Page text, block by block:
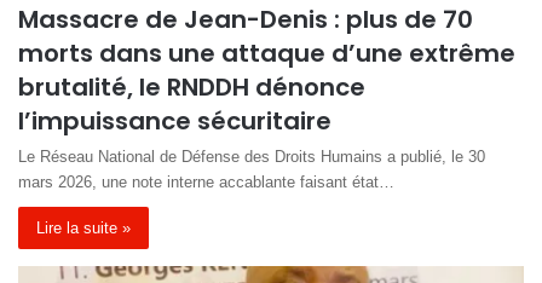
Massacre de Jean-Denis : plus de 70
morts dans une attaque d’une extrême
brutalité, le RNDDH dénonce
l’impuissance sécuritaire
Le Réseau National de Défense des Droits Humains a publié, le 30
mars 2026, une note interne accablante faisant état…
Lire la suite »